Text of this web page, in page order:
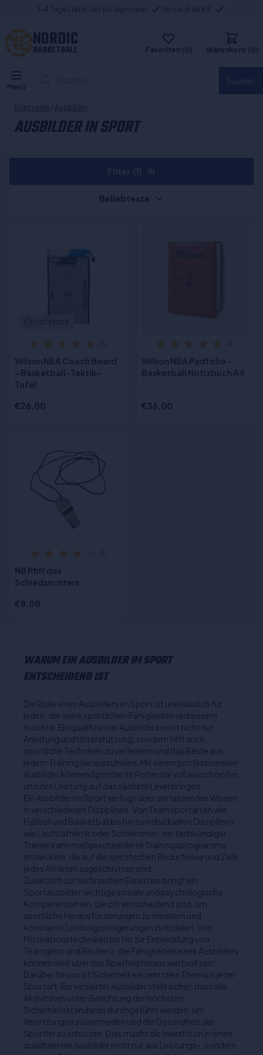
1-4 Tage Lieferzeit på lagervarer Versand ab €8
NORDIC
BASKETBALL Favoriten (0) Warenkorb (0)
Menü
Startseite / Ausbilder
AUSBILDER IN SPORT
Wilson NBA Coach Board
- Basketball-Taktik-
Tafel
€26,00
Wilson NBA Padfolio -
Basketball Notizbuch A4
€36,00
NB Pfiff des
Schiedsrichters
€8,00
Beliebteste
WARUM EIN AUSBILDER IM SPORT
ENTSCHEIDEND IST
Die Rolle eines Ausbilders im Sport ist unerlässlich für
jeden, der seine sportlichen Fähigkeiten verbessern
möchte. Ein qualifizierter Ausbilder bietet nicht nur
Anleitung und Unterstützung, sondern hilft auch,
sportliche Techniken zu verfeinern und das Beste aus
jedem Training herauszuholen. Mit einem professionellen
Ausbilder können Sportler ihr Potenzial voll ausschöpfen
und ihre Leistung auf das nächste Level bringen.
Ein Ausbilder im Sport verfügt über umfassendes Wissen
in verschiedenen Disziplinen. Von Teamsportarten wie
Fußball und Basketball bis hin zu individuellen Disziplinen
wie Leichtathletik oder Schwimmen, ein fachkundiger
Trainer kann maßgeschneiderte Trainingsprogramme
entwickeln, die auf die spezifischen Bedürfnisse und Ziele
jedes Athleten zugeschnitten sind.
Zusätzlich zur technischen Expertise bringt ein
Sportausbilder wichtige soziale und psychologische
Kompetenzen ein, die oft entscheidend sind, um
sportliche Herausforderungen zu meistern und
konstante Leistungssteigerungen zu erzielen. Von
Motivationstechniken bis hin zur Entwicklung von
Teamgeist und Resilienz, die Fähigkeiten eines Ausbilders
können weit über das Spielfeld hinaus wertvoll sein.
Darüber hinaus ist Sicherheit ein zentrales Thema in jeder
Sportart. Ein versierter Ausbilder stellt sicher, dass alle
Aktivitäten unter Beachtung der höchsten
Sicherheitsstandards durchgeführt werden, um
Verletzungen zu vermeiden und die Gesundheit der
Sportler zu schützen. Dies macht die Investition in einen
qualifizierten Ausbilder nicht nur aus Leistungs-, sondern